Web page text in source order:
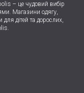
– це чудовий вибір
Магазини одягу,
для дітей та дорослих,